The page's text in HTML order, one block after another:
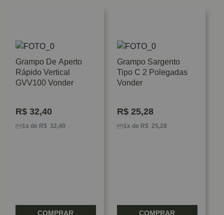
Grampo De Aperto
Rápido Vertical
GVV100 Vonder
R$ 32,40
1x de R$ 32,40
COMPRAR
Grampo Sargento
Tipo C 2 Polegadas
Vonder
R$ 25,28
1x de R$ 25,28
COMPRAR